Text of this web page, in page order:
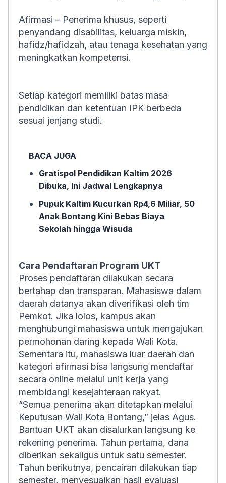
Afirmasi – Penerima khusus, seperti
penyandang disabilitas, keluarga miskin,
hafidz/hafidzah, atau tenaga kesehatan yang
meningkatkan kompetensi.
Setiap kategori memiliki batas masa
pendidikan dan ketentuan IPK berbeda
sesuai jenjang studi.
BACA JUGA
Gratispol Pendidikan Kaltim 2026
Dibuka, Ini Jadwal Lengkapnya
Pupuk Kaltim Kucurkan Rp4,6 Miliar, 50
Anak Bontang Kini Bebas Biaya
Sekolah hingga Wisuda
Cara Pendaftaran Program UKT
Proses pendaftaran dilakukan secara
bertahap dan transparan. Mahasiswa dalam
daerah datanya akan diverifikasi oleh tim
Pemkot. Jika lolos, kampus akan
menghubungi mahasiswa untuk mengajukan
permohonan daring kepada Wali Kota.
Sementara itu, mahasiswa luar daerah dan
kategori afirmasi bisa langsung mendaftar
secara online melalui unit kerja yang
membidangi kesejahteraan rakyat.
“Semua penerima akan ditetapkan melalui
Keputusan Wali Kota Bontang,” jelas Agus.
Bantuan UKT akan disalurkan langsung ke
rekening penerima. Tahun pertama, dana
diberikan sekaligus untuk satu semester.
Tahun berikutnya, pencairan dilakukan tiap
semester, menyesuaikan hasil evaluasi